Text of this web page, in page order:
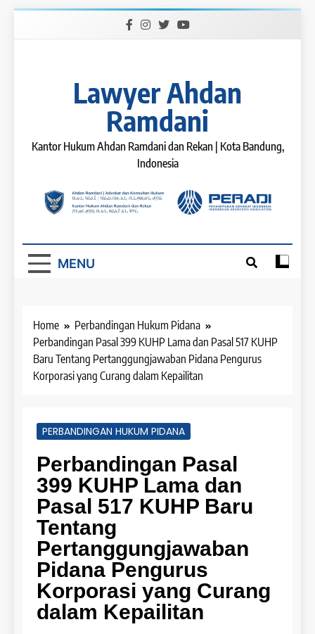
Lawyer Ahdan
Ramdani
Kantor Hukum Ahdan Ramdani dan Rekan | Kota Bandung,
Indonesia
MENU
Home
Perbandingan Hukum Pidana
Perbandingan Pasal 399 KUHP Lama dan Pasal 517 KUHP
Baru Tentang Pertanggungjawaban Pidana Pengurus
Korporasi yang Curang dalam Kepailitan
PERBANDINGAN HUKUM PIDANA
Perbandingan Pasal
399 KUHP Lama dan
Pasal 517 KUHP Baru
Tentang
Pertanggungjawaban
Pidana Pengurus
Korporasi yang Curang
dalam Kepailitan